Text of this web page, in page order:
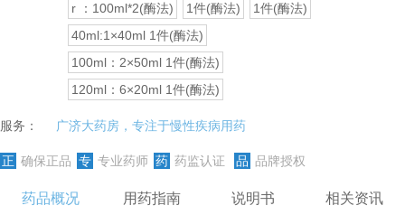
r ：100ml*2(酶法)
1件(酶法)
1件(酶法)
40ml:1×40ml 1件(酶法)
100ml：2×50ml 1件(酶法)
120ml：6×20ml 1件(酶法)
服务： 广济大药房，专注于慢性疾病用药
正 确保正品 专 专业药师 药 药监认证 品 品牌授权
药品概况 用药指南 说明书 相关资讯